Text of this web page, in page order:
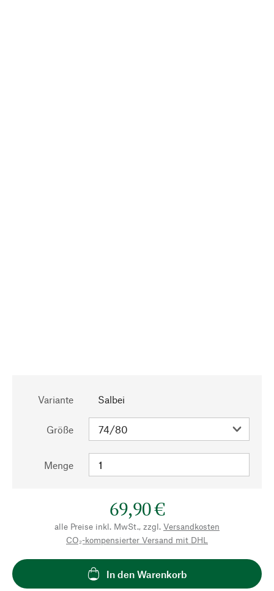
Variante Salbei
Größe
Menge
69,90 €
alle Preise inkl. MwSt., zzgl. Versandkosten
CO₂-kompensierter Versand mit DHL
In den Warenkorb